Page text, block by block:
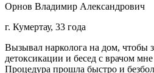
Орнов Владимир Александрович
г. Кумертау, 33 года
Вызывал нарколога на дом, чтобы
детоксикации и бесед с врачом
Процедура прошла быстро и